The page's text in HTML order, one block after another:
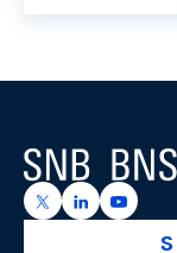
Logo
https://x.com/
https://